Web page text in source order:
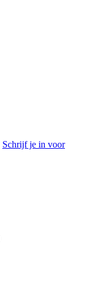
Schrijf je in voor